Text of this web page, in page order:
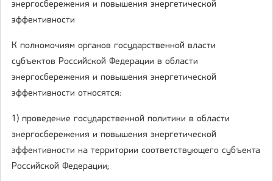
энергосбережения и повышения энергетической
эффективности
К полномочиям органов государственной власти
субъектов Российской Федерации в области
энергосбережения и повышения энергетической
эффективности относятся:
1) проведение государственной политики в области
энергосбережения и повышения энергетической
эффективности на территории соответствующего субъекта
Российской Федерации;